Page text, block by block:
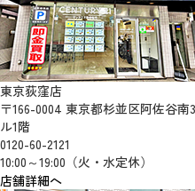
東京荻窪店
〒166-0004 東京都杉並区阿佐谷
ル1階
0120-60-2121
10:00～19:00（火・水定休）
店舗詳細へ